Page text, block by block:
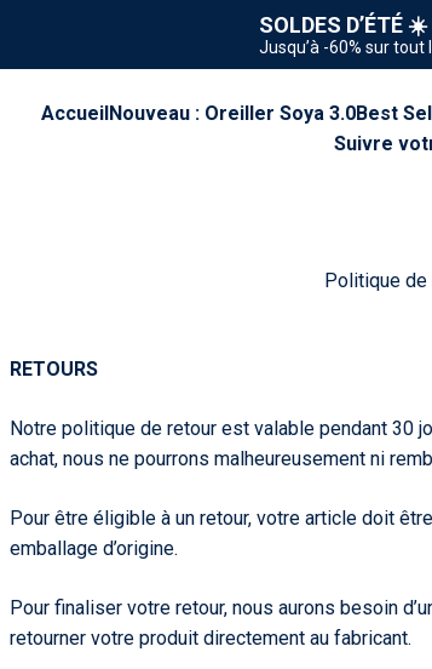
SOLDES D’ÉTÉ ☀️
Jusqu’à -60% sur tout
AccueilNouveau : Oreiller Soya 3.0Best
Suivre
Politique
RETOURS
Notre politique de retour est valable pendant 30
achat, nous ne pourrons malheureusement ni
Pour être éligible à un retour, votre article doit
emballage d’origine.
Pour finaliser votre retour, nous aurons besoin
retourner votre produit directement au fabricant.